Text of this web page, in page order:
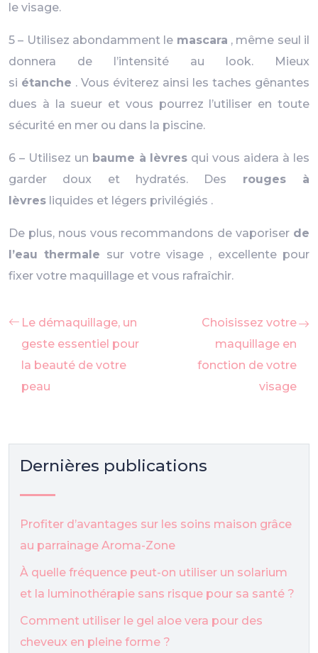
le visage.
5 – Utilisez abondamment le mascara , même seul il
donnera de l’intensité au look. Mieux
si étanche . Vous éviterez ainsi les taches gênantes
dues à la sueur et vous pourrez l’utiliser en toute
sécurité en mer ou dans la piscine.
6 – Utilisez un baume à lèvres qui vous aidera à les
garder doux et hydratés. Des rouges à
lèvres liquides et légers privilégiés .
De plus, nous vous recommandons de vaporiser de
l’eau thermale sur votre visage , excellente pour
fixer votre maquillage et vous rafraîchir.
Le démaquillage, un
geste essentiel pour
la beauté de votre
peau
Choisissez votre
maquillage en
fonction de votre
visage
Dernières publications
Profiter d’avantages sur les soins maison grâce
au parrainage Aroma-Zone
À quelle fréquence peut-on utiliser un solarium
et la luminothérapie sans risque pour sa santé ?
Comment utiliser le gel aloe vera pour des
cheveux en pleine forme ?